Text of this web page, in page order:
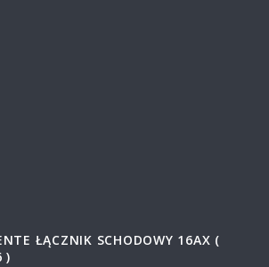
ŁĄCZNIK SCHODOWY 16AX (
)